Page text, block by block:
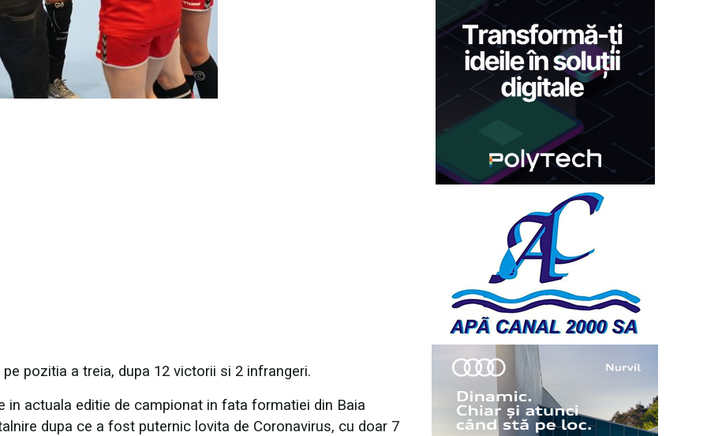
pozitia a treia, dupa 12 victorii si 2️ infrangeri.
actuala editie de campionat in fata formatiei din Baia
dupa ce a fost puternic lovita de Coronavirus, cu doar 7